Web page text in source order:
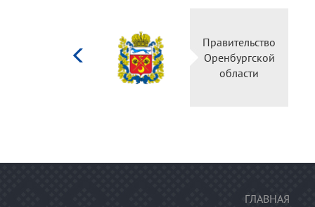
Правительство
Оренбургской
области
ГЛАВНАЯ